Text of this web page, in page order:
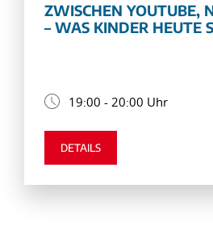
ZWISCHEN YOUTUBE,
– WAS KINDER HEUTE
19:00 - 20:00 Uhr
DETAILS